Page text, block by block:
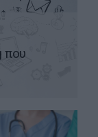
που